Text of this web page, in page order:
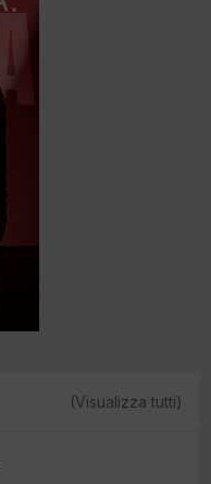
(Visualizza tutti)